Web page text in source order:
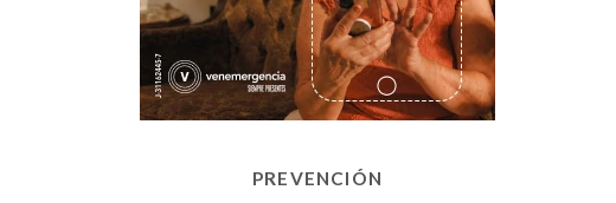
PREVENCIÓN